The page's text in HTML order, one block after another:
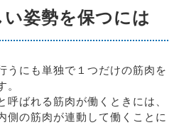
姿勢を保つには
うにも単独で１つだけの筋肉を
ばれる筋肉が働くときには、
側の筋肉が連動して働くことに